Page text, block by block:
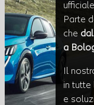
Parte
che
a
Il
in tutte
e